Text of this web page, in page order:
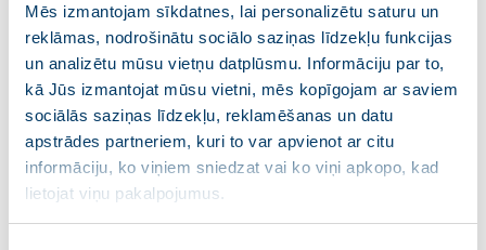
Mēs izmantojam sīkdatnes, lai personalizētu saturu un
reklāmas, nodrošinātu sociālo saziņas līdzekļu funkcijas
un analizētu mūsu vietņu datplūsmu. Informāciju par to,
kā Jūs izmantojat mūsu vietni, mēs kopīgojam ar saviem
sociālās saziņas līdzekļu, reklamēšanas un datu
apstrādes partneriem, kuri to var apvienot ar citu
informāciju, ko viņiem sniedzat vai ko viņi apkopo, kad
lietojat viņu pakalpojumus.
Tiešraižu cikla “Sarunas klikšķa attālumā. Bez
cepiena.” kārtējai pārraidei jautājumus aicinām iesūtīt
jau iepriekš, rakstot tos komentāros sociālajā tīklā
Facebook. Auditorijas jautājumi tiks apkopti arī
tiešraides laikā.
JAUNĀ VIENOTĪBA ir partiju apvienība, ko veido
sešas partijas – “VIENOTĪBA”, “Kuldīgas novadam”,